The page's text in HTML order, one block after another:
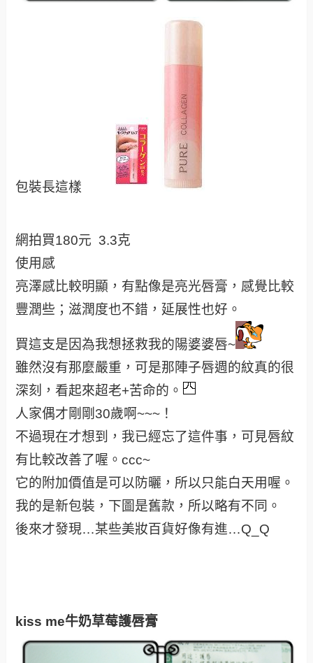
包裝長這樣
網拍買180元 3.3克
使用感
亮澤感比較明顯，有點像是亮光唇膏，感覺比較
豐潤些；滋潤度也不錯，延展性也好。
買這支是因為我想拯救我的陽婆婆唇~
雖然沒有那麼嚴重，可是那陣子唇週的紋真的很
深刻，看起來超老+苦命的。
人家偶才剛剛30歲啊~~~！
不過現在才想到，我已經忘了這件事，可見唇紋
有比較改善了喔。ccc~
它的附加價值是可以防曬，所以只能白天用喔。
我的是新包裝，下圖是舊款，所以略有不同。
後來才發現…某些美妝百貨好像有進…Q_Q
kiss me牛奶草莓護唇膏